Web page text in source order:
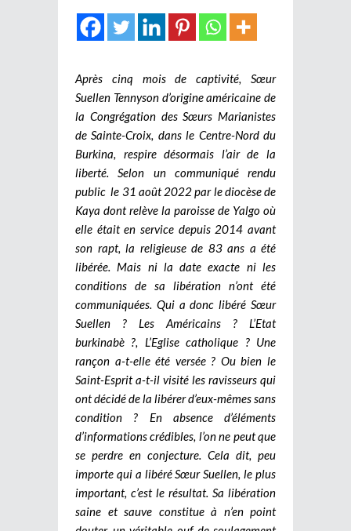
Après cinq mois de captivité, Sœur
Suellen Tennyson d’origine américaine de
la Congrégation des Sœurs Marianistes
de Sainte-Croix, dans le Centre-Nord du
Burkina, respire désormais l’air de la
liberté. Selon un communiqué rendu
public le 31 août 2022 par le diocèse de
Kaya dont relève la paroisse de Yalgo où
elle était en service depuis 2014 avant
son rapt, la religieuse de 83 ans a été
libérée. Mais ni la date exacte ni les
conditions de sa libération n’ont été
communiquées. Qui a donc libéré Sœur
Suellen ? Les Américains ? L’Etat
burkinabè ?, L’Eglise catholique ? Une
rançon a-t-elle été versée ? Ou bien le
Saint-Esprit a-t-il visité les ravisseurs qui
ont décidé de la libérer d’eux-mêmes sans
condition ? En absence d’éléments
d’informations crédibles, l’on ne peut que
se perdre en conjecture. Cela dit, peu
importe qui a libéré Sœur Suellen, le plus
important, c’est le résultat. Sa libération
saine et sauve constitue à n’en point